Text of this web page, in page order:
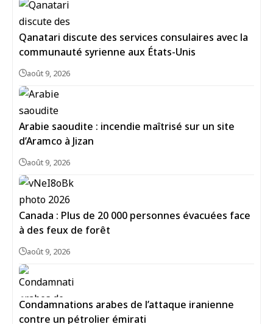
Qanatari discute des services consulaires avec la
communauté syrienne aux États-Unis
août 9, 2026
Arabie saoudite : incendie maîtrisé sur un site
d’Aramco à Jizan
août 9, 2026
Canada : Plus de 20 000 personnes évacuées face
à des feux de forêt
août 9, 2026
Condamnations arabes de l’attaque iranienne
contre un pétrolier émirati